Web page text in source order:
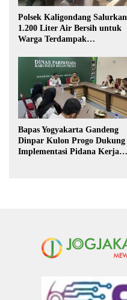
Polsek Kaligondang Salurkan
1.200 Liter Air Bersih untuk
Warga Terdampak
Bapas Yogyakarta Gandeng
Dinpar Kulon Progo Dukung
Implementasi Pidana Kerja